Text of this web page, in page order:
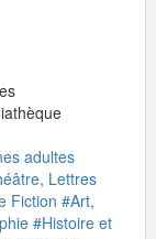
adultes
Lettres
Fiction #Art,
#Histoire et